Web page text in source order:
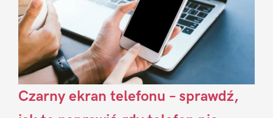
Czarny ekran telefonu – sprawdź,